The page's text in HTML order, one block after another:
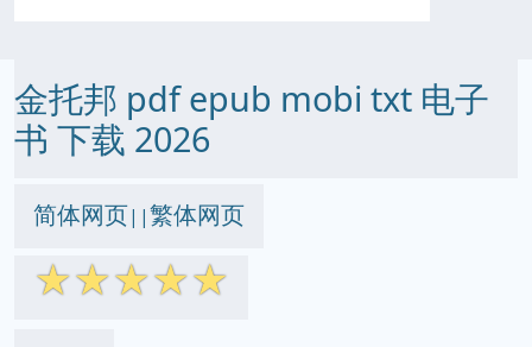
金托邦 pdf epub mobi txt 电子
书 下载 2026
简体网页||繁体网页
☆☆☆☆☆